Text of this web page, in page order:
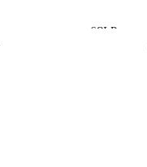
SOLD